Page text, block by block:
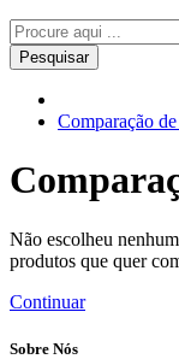
Pesquisar
Comparação
Não escolheu
produtos que quer
Continuar
Sobre Nós